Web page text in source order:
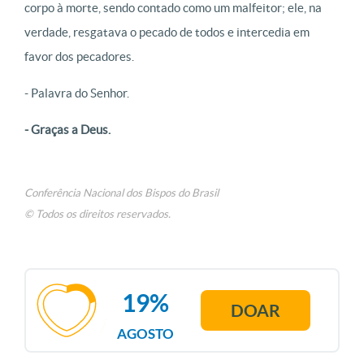
corpo à morte, sendo contado como um malfeitor; ele, na
verdade, resgatava o pecado de todos e intercedia em
favor dos pecadores.
- Palavra do Senhor.
- Graças a Deus.
Conferência Nacional dos Bispos do Brasil
© Todos os direitos reservados.
AGOSTO
19% DOAR